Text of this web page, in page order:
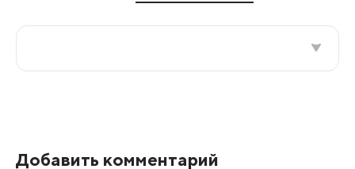
Добавить комментарий